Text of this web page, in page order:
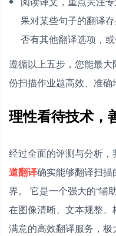
果对某些句子的翻译
否有其他翻译选项，或
遵循以上五步，您能最
份扫描作业题高效、准确
理性看待技术，
经过全面的评测与分析，
道翻译确实能够翻译扫
界。 它是一个强大的“辅
在图像清晰、文本规整
满意的高效翻译服务，